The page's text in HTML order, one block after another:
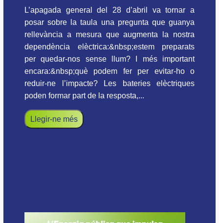
L’apagada general del 28 d’abril va tornar a
posar sobre la taula una pregunta que guanya
rellevància a mesura que augmenta la nostra
dependència elèctrica:&nbsp;estem preparats
per quedar-nos sense llum? I més important
encara:&nbsp;què podem fer per evitar-ho o
reduir-ne l’impacte? Les bateries elèctriques
poden formar part de la resposta,...
Llegir-ne més